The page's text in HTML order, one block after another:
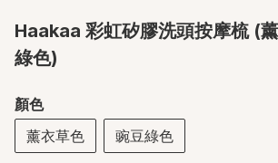
Haakaa 彩虹矽膠洗頭按摩梳 (
綠色)
顏色
薰衣草色
豌豆綠色